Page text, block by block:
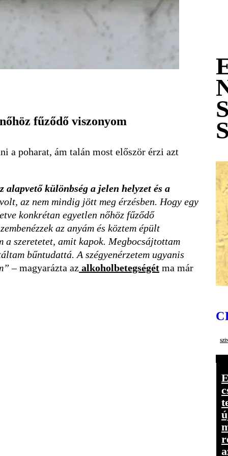
fűződő viszonyom
a poharat, ám talán most először érzi azt
alapvető különbség a jelen helyzet és a
az nem mindig jött meg érzésben. Hogy egy
konkrétan egyetlen nőhöz fűződő
az anyám és köztem épült
szeretetet, amit kapok. Megbocsájtottam
bűntudattá. A szégyenérzetem ugyanis
– magyarázta az alkoholbetegségét ma már